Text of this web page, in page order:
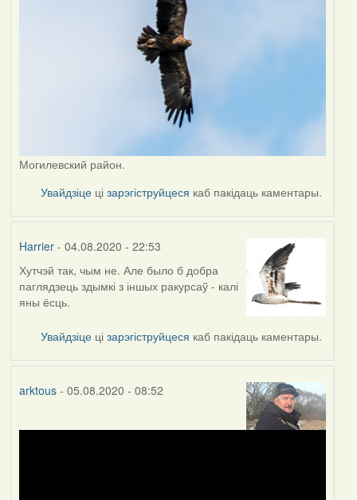
Могилевский район.
Увайдзіце цізарэгіструйцеся каб пакідаць каментары.
Harrier- 04.08.2020 - 22:53
In
reply
to
arktous
Хутчэй так, чым не. Але было б добра
паглядзець здымкі з іншых ракурсаў - калі
яны ёсць.
Увайдзіце цізарэгіструйцеся каб пакідаць каментары.
arktous- 05.08.2020 - 08:52